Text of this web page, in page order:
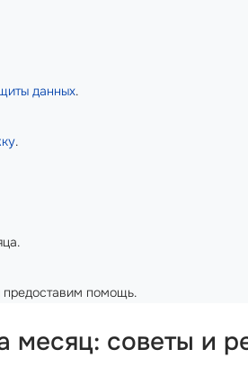
данных.
.
предоставим помощь.
месяц: советы и